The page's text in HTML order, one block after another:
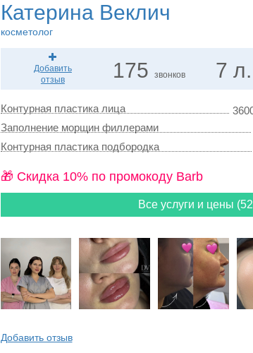
Катерина Веклич
косметолог
Добавить
отзыв
175звонков 7 л.
Контурная пластика лица
Заполнение морщин филлерами
Контурная пластика подбородка
🎁 Cкидка 10% по промокоду Barb
Все услуги и цены
Добавить отзыв